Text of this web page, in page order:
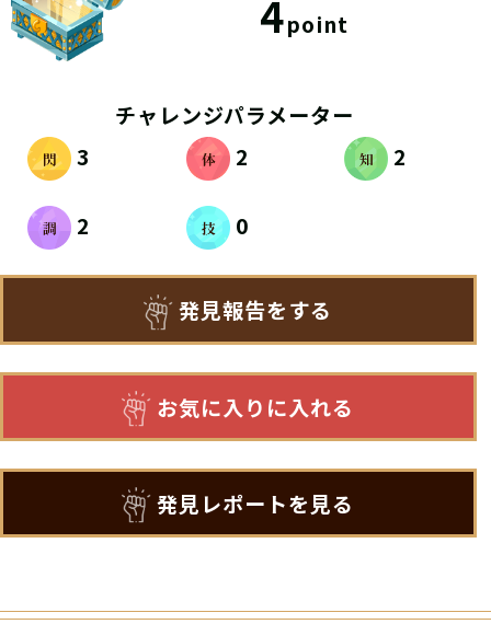
4point
チャレンジパラメーター
3
2 2
2 0
発見報告をする
お気に入りに入れる
発見レポートを見る